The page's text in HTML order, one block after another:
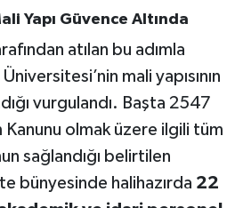
Yapı Güvence Altında
atılan bu adımla
mali yapısının
vurgulandı. Başta 2547
Kanunu olmak üzere ilgili tüm
sağlandığı belirtilen
bünyesinde halihazırda 22